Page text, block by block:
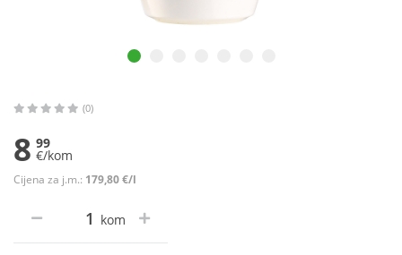
(0)
8 99
€/kom
Cijena za j.m.: 179,80 €/l
kom